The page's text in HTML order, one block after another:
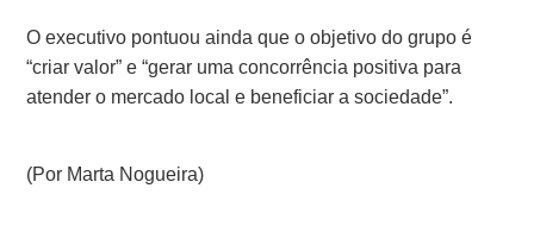
O executivo pontuou ainda que o objetivo do grupo é
“criar valor” e “gerar uma concorrência positiva para
atender o mercado local e beneficiar a sociedade”.
(Por Marta Nogueira)